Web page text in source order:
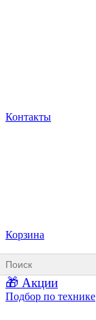
Контакты
Корзина
🎁 Акции
Подбор по технике